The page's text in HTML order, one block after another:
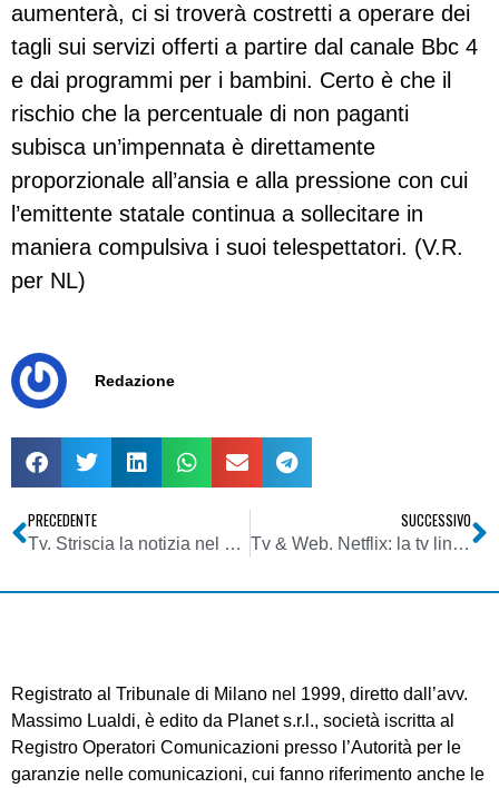
aumenterà, ci si troverà costretti a operare dei
tagli sui servizi offerti a partire dal canale Bbc 4
e dai programmi per i bambini. Certo è che il
rischio che la percentuale di non paganti
subisca un’impennata è direttamente
proporzionale all’ansia e alla pressione con cui
l’emittente statale continua a sollecitare in
maniera compulsiva i suoi telespettatori. (V.R.
per NL)
Redazione
PRECEDENTE
Tv. Striscia la notizia nel mirino della cronaca
SUCCESSIVO
Tv & Web. Netflix: la tv lineare vivrà solo grazie allo sport. Ma entro 20 anni tutto su internet
Registrato al Tribunale di Milano nel 1999, diretto dall’avv.
Massimo Lualdi, è edito da Planet s.r.l., società iscritta al
Registro Operatori Comunicazioni presso l’Autorità per le
garanzie nelle comunicazioni, cui fanno riferimento anche le